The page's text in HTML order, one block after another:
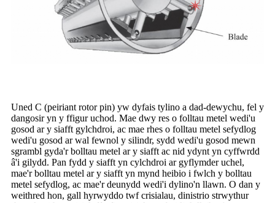
Uned C (peiriant rotor pin) yw dyfais tylino a dad-dewychu, fel y
dangosir yn y ffigur uchod. Mae dwy res o folltau metel wedi'u
gosod ar y siafft gylchdroi, ac mae rhes o folltau metel sefydlog
wedi'u gosod ar wal fewnol y silindr, sydd wedi'u gosod mewn
sgrambl gyda'r bolltau metel ar y siafft ac nid ydynt yn cyffwrdd
â'i gilydd. Pan fydd y siafft yn cylchdroi ar gyflymder uchel,
mae'r bolltau metel ar y siafft yn mynd heibio i fwlch y bolltau
metel sefydlog, ac mae'r deunydd wedi'i dylino'n llawn. O dan y
weithred hon, gall hyrwyddo twf crisialau, dinistrio strwythur